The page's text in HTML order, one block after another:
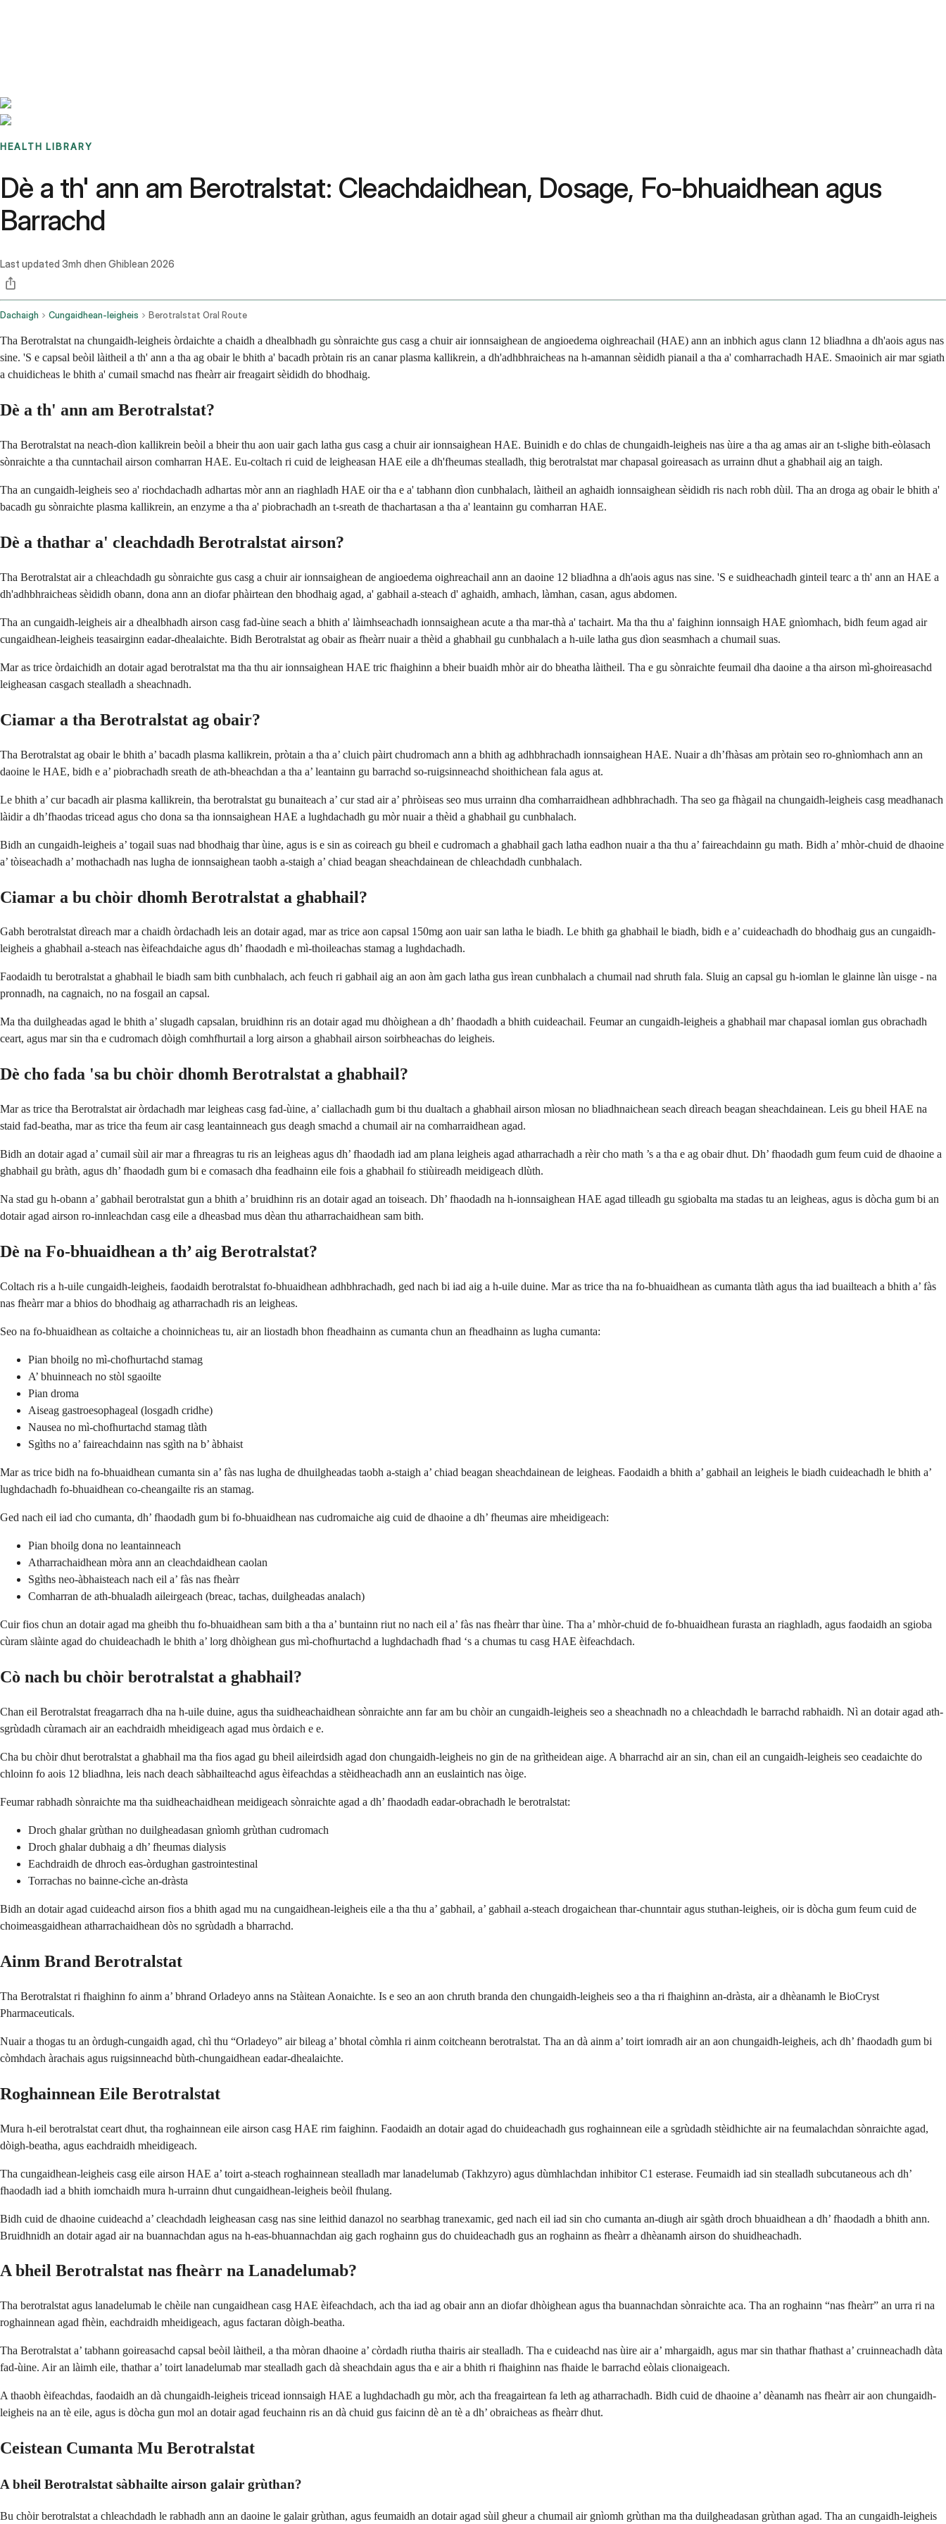
HEALTH LIBRARY
Dè a th' ann am Berotralstat: Cleachdaidhean, Dosage, Fo-bhuaidhean agus
Barrachd
Last updated 3mh dhen Ghiblean 2026
Dachaigh Cungaidhean-leigheis Berotralstat Oral Route
Tha Berotralstat na chungaidh-leigheis òrdaichte a chaidh a dhealbhadh gu sònraichte gus casg a chuir air ionnsaighean de angioedema oighreachail (HAE) ann an inbhich agus clann 12 bliadhna a dh'aois agus nas
sine. 'S e capsal beòil làitheil a th' ann a tha ag obair le bhith a' bacadh pròtain ris an canar plasma kallikrein, a dh'adhbhraicheas na h-amannan sèididh pianail a tha a' comharrachadh HAE. Smaoinich air mar sgiath
a chuidicheas le bhith a' cumail smachd nas fheàrr air freagairt sèididh do bhodhaig.
Dè a th' ann am Berotralstat?
Tha Berotralstat na neach-dìon kallikrein beòil a bheir thu aon uair gach latha gus casg a chuir air ionnsaighean HAE. Buinidh e do chlas de chungaidh-leigheis nas ùire a tha ag amas air an t-slighe bith-eòlasach
sònraichte a tha cunntachail airson comharran HAE. Eu-coltach ri cuid de leigheasan HAE eile a dh'fheumas stealladh, thig berotralstat mar chapasal goireasach as urrainn dhut a ghabhail aig an taigh.
Tha an cungaidh-leigheis seo a' riochdachadh adhartas mòr ann an riaghladh HAE oir tha e a' tabhann dìon cunbhalach, làitheil an aghaidh ionnsaighean sèididh ris nach robh dùil. Tha an droga ag obair le bhith a'
bacadh gu sònraichte plasma kallikrein, an enzyme a tha a' piobrachadh an t-sreath de thachartasan a tha a' leantainn gu comharran HAE.
Dè a thathar a' cleachdadh Berotralstat airson?
Tha Berotralstat air a chleachdadh gu sònraichte gus casg a chuir air ionnsaighean de angioedema oighreachail ann an daoine 12 bliadhna a dh'aois agus nas sine. 'S e suidheachadh ginteil tearc a th' ann an HAE a
dh'adhbhraicheas sèididh obann, dona ann an diofar phàirtean den bhodhaig agad, a' gabhail a-steach d' aghaidh, amhach, làmhan, casan, agus abdomen.
Tha an cungaidh-leigheis air a dhealbhadh airson casg fad-ùine seach a bhith a' làimhseachadh ionnsaighean acute a tha mar-thà a' tachairt. Ma tha thu a' faighinn ionnsaigh HAE gnìomhach, bidh feum agad air
cungaidhean-leigheis teasairginn eadar-dhealaichte. Bidh Berotralstat ag obair as fheàrr nuair a thèid a ghabhail gu cunbhalach a h-uile latha gus dìon seasmhach a chumail suas.
Mar as trice òrdaichidh an dotair agad berotralstat ma tha thu air ionnsaighean HAE tric fhaighinn a bheir buaidh mhòr air do bheatha làitheil. Tha e gu sònraichte feumail dha daoine a tha airson mì-ghoireasachd
leigheasan casgach stealladh a sheachnadh.
Ciamar a tha Berotralstat ag obair?
Tha Berotralstat ag obair le bhith a’ bacadh plasma kallikrein, pròtain a tha a’ cluich pàirt chudromach ann a bhith ag adhbhrachadh ionnsaighean HAE. Nuair a dh’fhàsas am pròtain seo ro-ghnìomhach ann an
daoine le HAE, bidh e a’ piobrachadh sreath de ath-bheachdan a tha a’ leantainn gu barrachd so-ruigsinneachd shoithichean fala agus at.
Le bhith a’ cur bacadh air plasma kallikrein, tha berotralstat gu bunaiteach a’ cur stad air a’ phròiseas seo mus urrainn dha comharraidhean adhbhrachadh. Tha seo ga fhàgail na chungaidh-leigheis casg meadhanach
làidir a dh’fhaodas tricead agus cho dona sa tha ionnsaighean HAE a lughdachadh gu mòr nuair a thèid a ghabhail gu cunbhalach.
Bidh an cungaidh-leigheis a’ togail suas nad bhodhaig thar ùine, agus is e sin as coireach gu bheil e cudromach a ghabhail gach latha eadhon nuair a tha thu a’ faireachdainn gu math. Bidh a’ mhòr-chuid de dhaoine
a’ tòiseachadh a’ mothachadh nas lugha de ionnsaighean taobh a-staigh a’ chiad beagan sheachdainean de chleachdadh cunbhalach.
Ciamar a bu chòir dhomh Berotralstat a ghabhail?
Gabh berotralstat dìreach mar a chaidh òrdachadh leis an dotair agad, mar as trice aon capsal 150mg aon uair san latha le biadh. Le bhith ga ghabhail le biadh, bidh e a’ cuideachadh do bhodhaig gus an cungaidh-
leigheis a ghabhail a-steach nas èifeachdaiche agus dh’ fhaodadh e mì-thoileachas stamag a lughdachadh.
Faodaidh tu berotralstat a ghabhail le biadh sam bith cunbhalach, ach feuch ri gabhail aig an aon àm gach latha gus ìrean cunbhalach a chumail nad shruth fala. Sluig an capsal gu h-iomlan le glainne làn uisge - na
pronnadh, na cagnaich, no na fosgail an capsal.
Ma tha duilgheadas agad le bhith a’ slugadh capsalan, bruidhinn ris an dotair agad mu dhòighean a dh’ fhaodadh a bhith cuideachail. Feumar an cungaidh-leigheis a ghabhail mar chapasal iomlan gus obrachadh
ceart, agus mar sin tha e cudromach dòigh comhfhurtail a lorg airson a ghabhail airson soirbheachas do leigheis.
Dè cho fada 'sa bu chòir dhomh Berotralstat a ghabhail?
Mar as trice tha Berotralstat air òrdachadh mar leigheas casg fad-ùine, a’ ciallachadh gum bi thu dualtach a ghabhail airson mìosan no bliadhnaichean seach dìreach beagan sheachdainean. Leis gu bheil HAE na
staid fad-beatha, mar as trice tha feum air casg leantainneach gus deagh smachd a chumail air na comharraidhean agad.
Bidh an dotair agad a’ cumail sùil air mar a fhreagras tu ris an leigheas agus dh’ fhaodadh iad am plana leigheis agad atharrachadh a rèir cho math ’s a tha e ag obair dhut. Dh’ fhaodadh gum feum cuid de dhaoine a
ghabhail gu bràth, agus dh’ fhaodadh gum bi e comasach dha feadhainn eile fois a ghabhail fo stiùireadh meidigeach dlùth.
Na stad gu h-obann a’ gabhail berotralstat gun a bhith a’ bruidhinn ris an dotair agad an toiseach. Dh’ fhaodadh na h-ionnsaighean HAE agad tilleadh gu sgiobalta ma stadas tu an leigheas, agus is dòcha gum bi an
dotair agad airson ro-innleachdan casg eile a dheasbad mus dèan thu atharrachaidhean sam bith.
Dè na Fo-bhuaidhean a th’ aig Berotralstat?
Coltach ris a h-uile cungaidh-leigheis, faodaidh berotralstat fo-bhuaidhean adhbhrachadh, ged nach bi iad aig a h-uile duine. Mar as trice tha na fo-bhuaidhean as cumanta tlàth agus tha iad buailteach a bhith a’ fàs
nas fheàrr mar a bhios do bhodhaig ag atharrachadh ris an leigheas.
Seo na fo-bhuaidhean as coltaiche a choinnicheas tu, air an liostadh bhon fheadhainn as cumanta chun an fheadhainn as lugha cumanta:
Pian bhoilg no mì-chofhurtachd stamag
A’ bhuinneach no stòl sgaoilte
Pian droma
Aiseag gastroesophageal (losgadh cridhe)
Nausea no mì-chofhurtachd stamag tlàth
Sgìths no a’ faireachdainn nas sgìth na b’ àbhaist
Mar as trice bidh na fo-bhuaidhean cumanta sin a’ fàs nas lugha de dhuilgheadas taobh a-staigh a’ chiad beagan sheachdainean de leigheas. Faodaidh a bhith a’ gabhail an leigheis le biadh cuideachadh le bhith a’
lughdachadh fo-bhuaidhean co-cheangailte ris an stamag.
Ged nach eil iad cho cumanta, dh’ fhaodadh gum bi fo-bhuaidhean nas cudromaiche aig cuid de dhaoine a dh’ fheumas aire mheidigeach:
Pian bhoilg dona no leantainneach
Atharrachaidhean mòra ann an cleachdaidhean caolan
Sgìths neo-àbhaisteach nach eil a’ fàs nas fheàrr
Comharran de ath-bhualadh aileirgeach (breac, tachas, duilgheadas analach)
Cuir fios chun an dotair agad ma gheibh thu fo-bhuaidhean sam bith a tha a’ buntainn riut no nach eil a’ fàs nas fheàrr thar ùine. Tha a’ mhòr-chuid de fo-bhuaidhean furasta an riaghladh, agus faodaidh an sgioba
cùram slàinte agad do chuideachadh le bhith a’ lorg dhòighean gus mì-chofhurtachd a lughdachadh fhad ‘s a chumas tu casg HAE èifeachdach.
Cò nach bu chòir berotralstat a ghabhail?
Chan eil Berotralstat freagarrach dha na h-uile duine, agus tha suidheachaidhean sònraichte ann far am bu chòir an cungaidh-leigheis seo a sheachnadh no a chleachdadh le barrachd rabhaidh. Nì an dotair agad ath-
sgrùdadh cùramach air an eachdraidh mheidigeach agad mus òrdaich e e.
Cha bu chòir dhut berotralstat a ghabhail ma tha fios agad gu bheil aileirdsidh agad don chungaidh-leigheis no gin de na grìtheidean aige. A bharrachd air an sin, chan eil an cungaidh-leigheis seo ceadaichte do
chloinn fo aois 12 bliadhna, leis nach deach sàbhailteachd agus èifeachdas a stèidheachadh ann an euslaintich nas òige.
Feumar rabhadh sònraichte ma tha suidheachaidhean meidigeach sònraichte agad a dh’ fhaodadh eadar-obrachadh le berotralstat:
Droch ghalar grùthan no duilgheadasan gnìomh grùthan cudromach
Droch ghalar dubhaig a dh’ fheumas dialysis
Eachdraidh de dhroch eas-òrdughan gastrointestinal
Torrachas no bainne-cìche an-dràsta
Bidh an dotair agad cuideachd airson fios a bhith agad mu na cungaidhean-leigheis eile a tha thu a’ gabhail, a’ gabhail a-steach drogaichean thar-chunntair agus stuthan-leigheis, oir is dòcha gum feum cuid de
choimeasgaidhean atharrachaidhean dòs no sgrùdadh a bharrachd.
Ainm Brand Berotralstat
Tha Berotralstat ri fhaighinn fo ainm a’ bhrand Orladeyo anns na Stàitean Aonaichte. Is e seo an aon chruth branda den chungaidh-leigheis seo a tha ri fhaighinn an-dràsta, air a dhèanamh le BioCryst
Pharmaceuticals.
Nuair a thogas tu an òrdugh-cungaidh agad, chì thu “Orladeyo” air bileag a’ bhotal còmhla ri ainm coitcheann berotralstat. Tha an dà ainm a’ toirt iomradh air an aon chungaidh-leigheis, ach dh’ fhaodadh gum bi
còmhdach àrachais agus ruigsinneachd bùth-chungaidhean eadar-dhealaichte.
Roghainnean Eile Berotralstat
Mura h-eil berotralstat ceart dhut, tha roghainnean eile airson casg HAE rim faighinn. Faodaidh an dotair agad do chuideachadh gus roghainnean eile a sgrùdadh stèidhichte air na feumalachdan sònraichte agad,
dòigh-beatha, agus eachdraidh mheidigeach.
Tha cungaidhean-leigheis casg eile airson HAE a’ toirt a-steach roghainnean stealladh mar lanadelumab (Takhzyro) agus dùmhlachdan inhibitor C1 esterase. Feumaidh iad sin stealladh subcutaneous ach dh’
fhaodadh iad a bhith iomchaidh mura h-urrainn dhut cungaidhean-leigheis beòil fhulang.
Bidh cuid de dhaoine cuideachd a’ cleachdadh leigheasan casg nas sine leithid danazol no searbhag tranexamic, ged nach eil iad sin cho cumanta an-diugh air sgàth droch bhuaidhean a dh’ fhaodadh a bhith ann.
Bruidhnidh an dotair agad air na buannachdan agus na h-eas-bhuannachdan aig gach roghainn gus do chuideachadh gus an roghainn as fheàrr a dhèanamh airson do shuidheachadh.
A bheil Berotralstat nas fheàrr na Lanadelumab?
Tha berotralstat agus lanadelumab le chèile nan cungaidhean casg HAE èifeachdach, ach tha iad ag obair ann an diofar dhòighean agus tha buannachdan sònraichte aca. Tha an roghainn “nas fheàrr” an urra ri na
roghainnean agad fhèin, eachdraidh mheidigeach, agus factaran dòigh-beatha.
Tha Berotralstat a’ tabhann goireasachd capsal beòil làitheil, a tha mòran dhaoine a’ còrdadh riutha thairis air stealladh. Tha e cuideachd nas ùire air a’ mhargaidh, agus mar sin thathar fhathast a’ cruinneachadh dàta
fad-ùine. Air an làimh eile, thathar a’ toirt lanadelumab mar stealladh gach dà sheachdain agus tha e air a bhith ri fhaighinn nas fhaide le barrachd eòlais clionaigeach.
A thaobh èifeachdas, faodaidh an dà chungaidh-leigheis tricead ionnsaigh HAE a lughdachadh gu mòr, ach tha freagairtean fa leth ag atharrachadh. Bidh cuid de dhaoine a’ dèanamh nas fheàrr air aon chungaidh-
leigheis na an tè eile, agus is dòcha gun mol an dotair agad feuchainn ris an dà chuid gus faicinn dè an tè a dh’ obraicheas as fheàrr dhut.
Ceistean Cumanta Mu Berotralstat
A bheil Berotralstat sàbhailte airson galair grùthan?
Bu chòir berotralstat a chleachdadh le rabhadh ann an daoine le galair grùthan, agus feumaidh an dotair agad sùil gheur a chumail air gnìomh grùthan ma tha duilgheadasan grùthan agad. Tha an cungaidh-leigheis